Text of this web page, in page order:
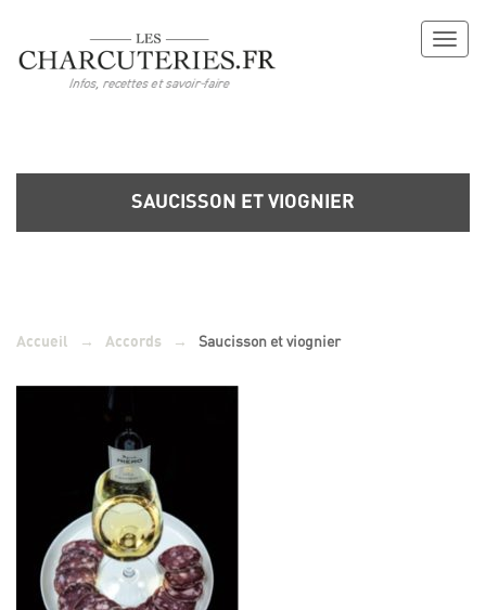
SAUCISSON ET VIOGNIER
Accueil → Accords → Saucisson et viognier